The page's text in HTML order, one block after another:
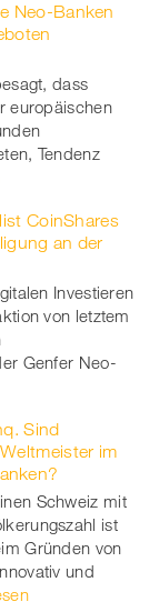
Neo-Banken
dass
europäischen
Tendenz
CoinShares
an der
Investieren
von letztem
Genfer Neo-
Sind
im
Schweiz mit
ist
Gründen von
und